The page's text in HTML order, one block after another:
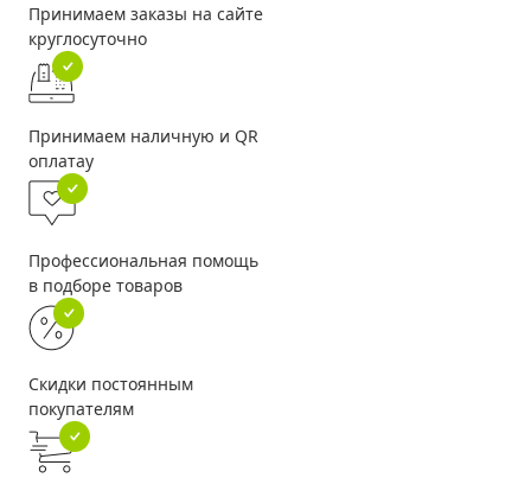
Принимаем заказы на сайте
круглосуточно
Принимаем наличную и QR
оплатау
Профессиональная помощь
в подборе товаров
Скидки постоянным
покупателям